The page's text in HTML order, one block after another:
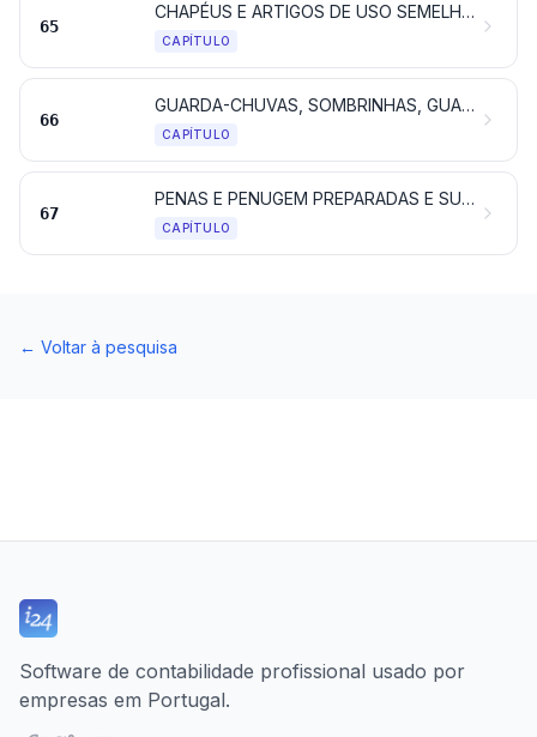
65
CHAPÉUS E ARTIGOS DE USO SEMELHANTE, E SUAS PARTES
CAPÍTULO
66
GUARDA-CHUVAS, SOMBRINHAS, GUARDA-SÓIS, BENGALAS, BENGALAS-ASSENTOS, CHICOTES, PINGALINS, E SUAS PARTES
CAPÍTULO
67
PENAS E PENUGEM PREPARADAS E SUAS OBRAS; FLORES ARTIFICIAIS; OBRAS DE CABELO
CAPÍTULO
← Voltar à pesquisa
Software de contabilidade profissional usado por
empresas em Portugal.